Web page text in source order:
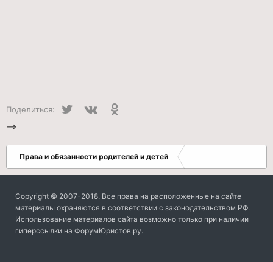
Поделиться: Twitter
-->
Права и обязанности родителей и детей
Copyright © 2007-2018. Все права на расположенные на сайте
материалы охраняются в соответствии с законодательством РФ.
Использование материалов сайта возможно только при наличии
гиперссылки на ФорумЮристов.ру.